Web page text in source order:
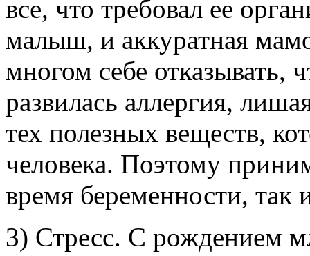
все, что требовал ее
малыш, и аккуратная
многом себе отказывать,
развилась аллергия,
тех полезных веществ,
человека. Поэтому
время беременности, так
3) Стресс. С рождением